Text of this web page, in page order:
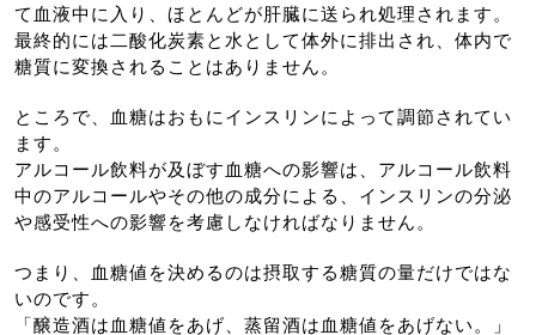
て血液中に入り、ほとんどが肝臓に送られ処理されます。
最終的には二酸化炭素と水として体外に排出され、体内で
糖質に変換されることはありません。
ところで、血糖はおもにインスリンによって調節されてい
ます。
アルコール飲料が及ぼす血糖への影響は、アルコール飲料
中のアルコールやその他の成分による、インスリンの分泌
や感受性への影響を考慮しなければなりません。
つまり、血糖値を決めるのは摂取する糖質の量だけではな
いのです。
「醸造酒は血糖値をあげ、蒸留酒は血糖値をあげない。」